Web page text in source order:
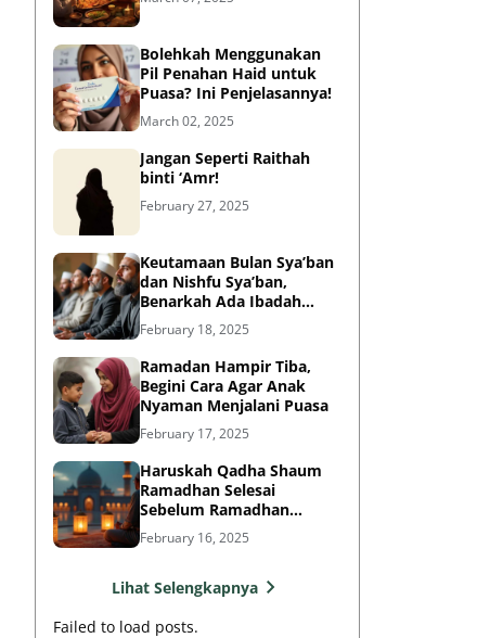
Bolehkah Menggunakan
Pil Penahan Haid untuk
Puasa? Ini Penjelasannya!
March 02, 2025
Jangan Seperti Raithah
binti ‘Amr!
February 27, 2025
Keutamaan Bulan Sya’ban
dan Nishfu Sya’ban,
Benarkah Ada Ibadah
Khusus?
February 18, 2025
Ramadan Hampir Tiba,
Begini Cara Agar Anak
Nyaman Menjalani Puasa
February 17, 2025
Haruskah Qadha Shaum
Ramadhan Selesai
Sebelum Ramadhan
Berikutnya?
February 16, 2025
Lihat Selengkapnya
Failed to load posts.